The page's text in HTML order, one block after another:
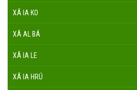
XÃ IA KO
XÃ AL BÁ
XÃ IA LE
XÃ IA HRÚ